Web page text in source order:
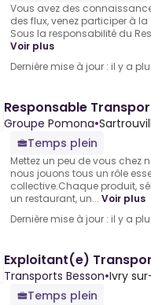
Vous avez des
des flux, venez participer à
Sous la responsabilité du
Voir plus
Dernière mise à jour : il y a
Responsable
Groupe Pomona•
Temps plein
Mettez un peu de vous chez
nous jouons tous un rôle
collective.Chaque produit,
un restaurant, un... Voir plus
Dernière mise à jour : il y a
Exploitant(e)
Transports Besson•Ivry
Temps plein